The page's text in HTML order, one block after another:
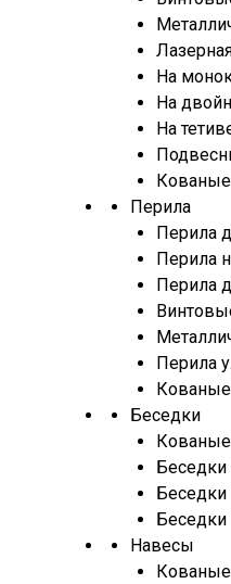
На
На
На
Кованые
Перила
Перила
Перила
Перила
Перила
Беседки
Беседки
Беседки
Беседки
Навесы